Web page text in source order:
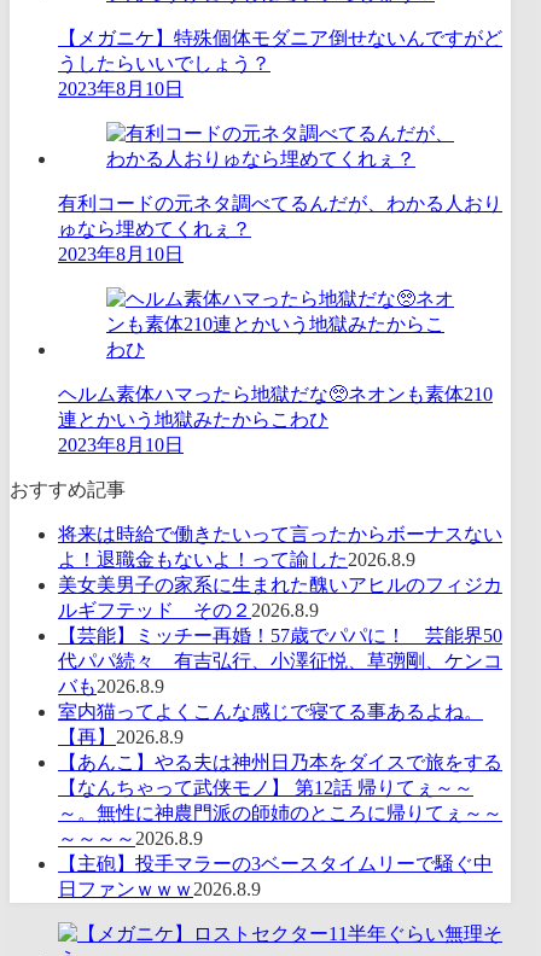
【メガニケ】特殊個体モダニア倒せないんですがど
うしたらいいでしょう？
2023年8月10日
有利コードの元ネタ調べてるんだが、わかる人おり
ゅなら埋めてくれぇ？
2023年8月10日
ヘルム素体ハマったら地獄だな🥺ネオンも素体210
連とかいう地獄みたからこわひ
2023年8月10日
おすすめ記事
将来は時給で働きたいって言ったからボーナスない
よ！退職金もないよ！って諭した2026.8.9
美女美男子の家系に生まれた醜いアヒルのフィジカ
ルギフテッド その２ 2026.8.9
【芸能】ミッチー再婚！57歳でパパに！ 芸能界50
代パパ続々 有吉弘行、小澤征悦、草彅剛、ケンコ
バも2026.8.9
室内猫ってよくこんな感じで寝てる事あるよね。
【再】 2026.8.9
【あんこ】やる夫は神州日乃本をダイスで旅をする
【なんちゃって武侠モノ】 第12話 帰りてぇ～～
～。無性に神農門派の師姉のところに帰りてぇ～～
～～～～ 2026.8.9
【主砲】投手マラーの3ベースタイムリーで騒ぐ中
日ファンｗｗｗ 2026.8.9